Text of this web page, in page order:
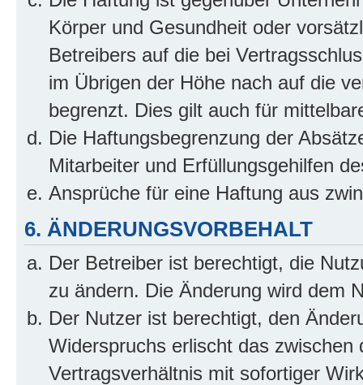
Körper und Gesundheit oder
Betreibers auf die bei
im Übrigen der Höhe nach auf die
begrenzt. Dies gilt auch für
Die Haftungsbegrenzung der
Mitarbeiter und Erfüllungsgehilfen
Ansprüche für eine Haftung aus
6. ÄNDERUNGSVORBEHALT
Der Betreiber ist berechtigt, die
zu ändern. Die Änderung wird dem
Der Nutzer ist berechtigt, den
Widerspruchs erlischt das
Vertragsverhältnis mit sofortiger